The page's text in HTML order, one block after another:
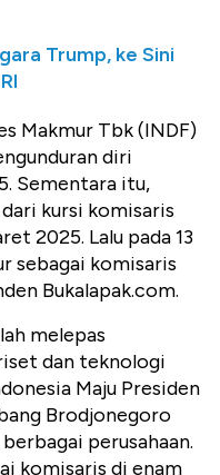
Trump, ke Sini
Makmur Tbk (INDF)
diri
Sementara itu,
kursi komisaris
2025. Lalu pada 13
sebagai komisaris
Bukalapak.com.
melepas
dan teknologi
Maju Presiden
Brodjonegoro
perusahaan.
komisaris di enam